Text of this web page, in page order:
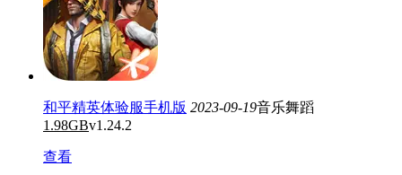
和平精英体验服手机版 2023-09-19音乐舞蹈
1.98GBv1.24.2
查看